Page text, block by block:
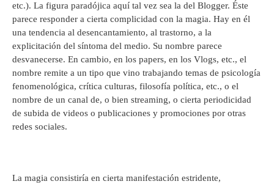
etc.). La figura paradójica aquí tal vez sea la del Blogger. Éste
parece responder a cierta complicidad con la magia. Hay en él
una tendencia al desencantamiento, al trastorno, a la
explicitación del síntoma del medio. Su nombre parece
desvanecerse. En cambio, en los papers, en los Vlogs, etc., el
nombre remite a un tipo que vino trabajando temas de psicología
fenomenológica, crítica culturas, filosofía política, etc., o el
nombre de un canal de, o bien streaming, o cierta periodicidad
de subida de videos o publicaciones y promociones por otras
redes sociales.
La magia consistiría en cierta manifestación estridente,